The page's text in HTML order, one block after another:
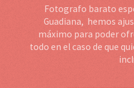
Fotografo barato
Guadiana, hemos
máximo para poder
todo en el caso de que